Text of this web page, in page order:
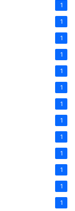
1
1
1
1
1
1
1
1
1
1
1
1
1